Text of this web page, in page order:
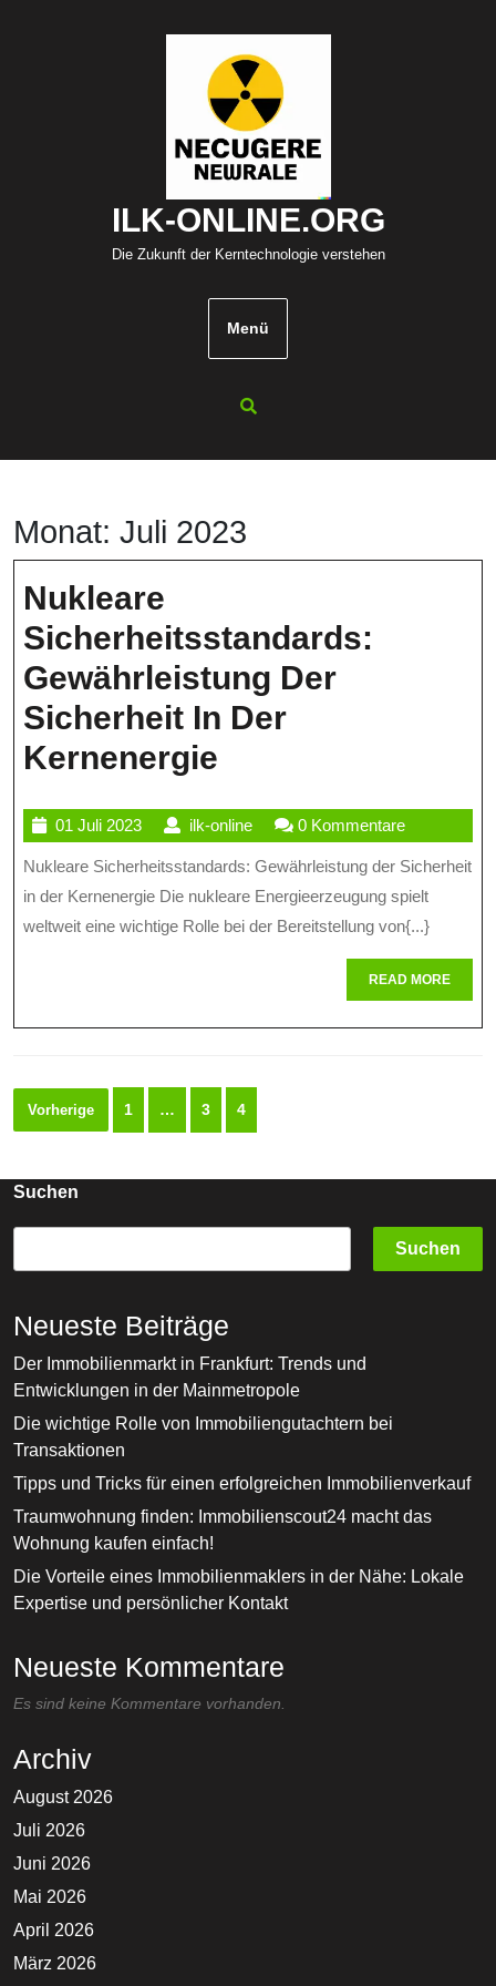
ILK-ONLINE.ORG
Die Zukunft der Kerntechnologie verstehen
Menü
Monat: Juli 2023
Nukleare
Sicherheitsstandards:
Gewährleistung Der
Sicherheit In Der
Kernenergie
Gewährleistung
Der
Sicherheit
Kernenergie
01 Juli 202301
Juli
2023
ilk-onlineilk-
online
0 Kommentare
Nukleare Sicherheitsstandards: Gewährleistung der Sicherheit
in der Kernenergie Die nukleare Energieerzeugung spielt
weltweit eine wichtige Rolle bei der Bereitstellung von{...}
READ MOREREAD
MORE
Seitennummerierung
der
Vorherige 1 … 3 4
Suchen
Suchen
Neueste Beiträge
Der Immobilienmarkt in Frankfurt: Trends und
Entwicklungen in der Mainmetropole
Die wichtige Rolle von Immobiliengutachtern bei
Transaktionen
Tipps und Tricks für einen erfolgreichen Immobilienverkauf
Traumwohnung finden: Immobilienscout24 macht das
Wohnung kaufen einfach!
Die Vorteile eines Immobilienmaklers in der Nähe: Lokale
Expertise und persönlicher Kontakt
Neueste Kommentare
Es sind keine Kommentare vorhanden.
Archiv
August 2026
Juli 2026
Juni 2026
Mai 2026
April 2026
März 2026